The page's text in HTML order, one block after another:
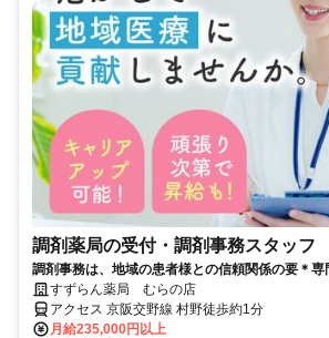
調剤薬局の受付・調剤事務スタッフ
調剤事務は、地域の患者様との信頼関係の要＊
れる会社でキャリアアップ！
すずらん薬局 むらの店
アクセス 京阪交野線 村野徒歩約1分
月給235,000円以上